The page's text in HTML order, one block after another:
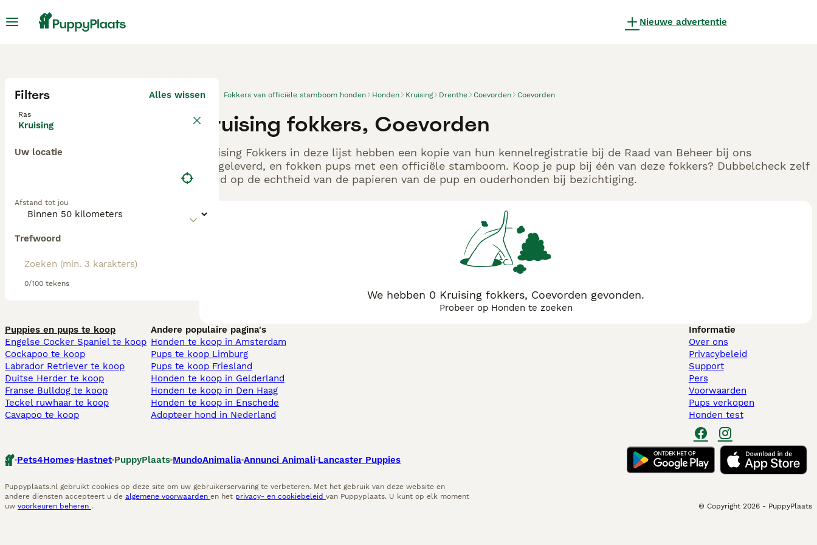
Nieuwe advertentie
Filters Alles wissen
Ras
Kruising
Uw locatie
Afstand tot jou
Trefwoord
0/100 tekens
Fokkers van officiële stamboom honden Honden Kruising Drenthe Coevorden Coevorden
Kruising fokkers, Coevorden
Kruising Fokkers in deze lijst hebben een kopie van hun kennelregistratie bij de Raad van Beheer bij ons
aangeleverd, en fokken pups met een officiële stamboom. Koop je pup bij één van deze fokkers? Dubbelcheck zelf
altijd op de echtheid van de papieren van de pup en ouderhonden bij bezichtiging.
We hebben 0 Kruising fokkers, Coevorden gevonden.
Probeer op Honden te zoeken
Puppies en pups te koop
Engelse Cocker Spaniel te koop
Cockapoo te koop
Labrador Retriever te koop
Duitse Herder te koop
Franse Bulldog te koop
Teckel ruwhaar te koop
Cavapoo te koop
Andere populaire pagina's
Honden te koop in Amsterdam
Pups te koop Limburg​
Pups te koop Friesland​
Honden te koop in Gelderland
Honden te koop in Den Haag
Honden te koop in Enschede
Adopteer hond in Nederland
Informatie
Over ons
Privacybeleid
Support
Pers
Voorwaarden
Pups verkopen
Honden test
Pets4Homes Hastnet PuppyPlaats MundoAnimalia Annunci Animali Lancaster Puppies
Puppyplaats.nl gebruikt cookies op deze site om uw gebruikerservaring te verbeteren. Met het gebruik van deze website en
andere diensten accepteert u de algemene voorwaarden en het privacy- en cookiebeleid van Puppyplaats. U kunt op elk moment
uw voorkeuren beheren . © Copyright 2026 - PuppyPlaats